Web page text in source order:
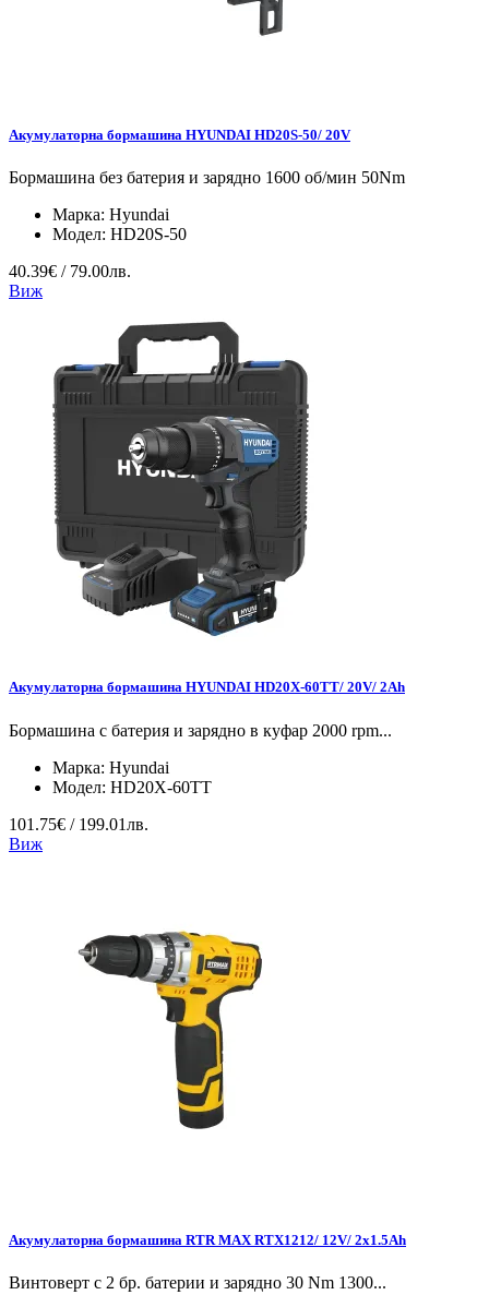
Акумулаторна бормашина HYUNDAI HD20S-50/ 20V
Бормашина без батерия и зарядно 1600 об/мин 50Nm
Марка: Hyundai
Модел: HD20S-50
40.39€ / 79.00лв.
Виж
Акумулаторна бормашина HYUNDAI HD20X-60TT/ 20V/ 2Ah
Бормашина с батерия и зарядно в куфар 2000 rpm...
Марка: Hyundai
Модел: HD20X-60TT
101.75€ / 199.01лв.
Виж
Акумулаторна бормашина RTR MAX RTX1212/ 12V/ 2x1.5Ah
Винтоверт с 2 бр. батерии и зарядно 30 Nm 1300...